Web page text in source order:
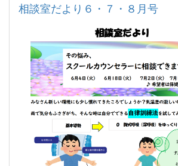
相談室だより６・７・８月号